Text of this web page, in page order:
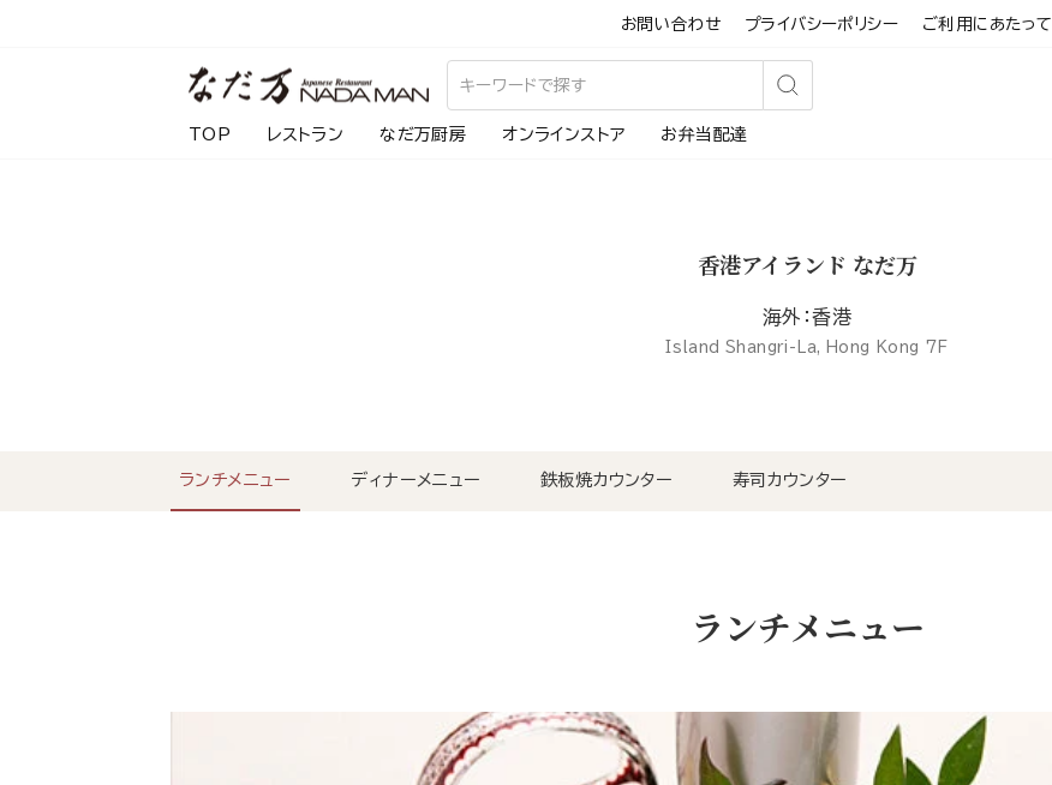
お問い合わせ プライバシーポリシー ご利用にあたって
検
TOP レストラン なだ万厨房 オンラインストア お弁当配達
香港アイランド なだ万
海外：香港
Island Shangri-La, Hong Kong 7F
ランチメニュー ディナーメニュー 鉄板焼カウンター 寿司カウンター
ランチメニュー